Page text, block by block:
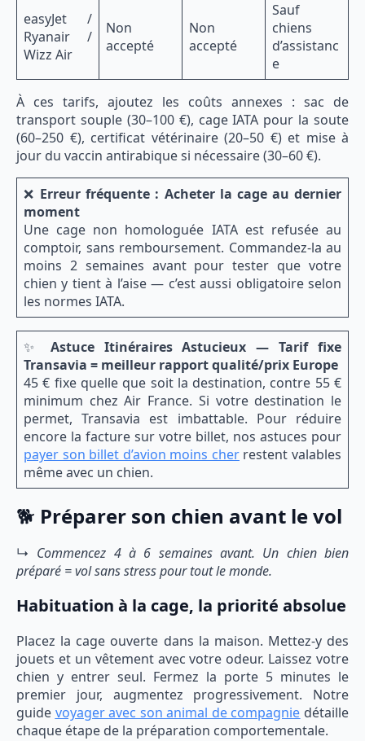
easyJet /
Ryanair /
Wizz Air
Non
accepté
Non
accepté
Sauf
chiens
d’assistanc
e
À ces tarifs, ajoutez les coûts annexes : sac de
transport souple (30–100 €), cage IATA pour la soute
(60–250 €), certificat vétérinaire (20–50 €) et mise à
jour du vaccin antirabique si nécessaire (30–60 €).
❌ Erreur fréquente : Acheter la cage au dernier
moment
Une cage non homologuée IATA est refusée au
comptoir, sans remboursement. Commandez-la au
moins 2 semaines avant pour tester que votre
chien y tient à l’aise — c’est aussi obligatoire selon
les normes IATA.
✨ Astuce Itinéraires Astucieux — Tarif fixe
Transavia = meilleur rapport qualité/prix Europe
45 € fixe quelle que soit la destination, contre 55 €
minimum chez Air France. Si votre destination le
permet, Transavia est imbattable. Pour réduire
encore la facture sur votre billet, nos astuces pour
payer son billet d’avion moins cherrestent valables
même avec un chien.
🐕 Préparer son chien avant le vol
↳ Commencez 4 à 6 semaines avant. Un chien bien
préparé = vol sans stress pour tout le monde.
Habituation à la cage, la priorité absolue
Placez la cage ouverte dans la maison. Mettez-y des
jouets et un vêtement avec votre odeur. Laissez votre
chien y entrer seul. Fermez la porte 5 minutes le
premier jour, augmentez progressivement. Notre
guide voyager avec son animal de compagnie détaille
chaque étape de la préparation comportementale.